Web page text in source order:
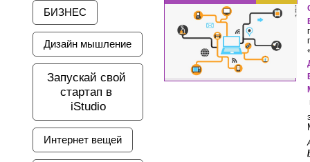
БИЗНЕС
Дизайн мышление
Запускай свой
стартап в
iStudio
Интернет вещей